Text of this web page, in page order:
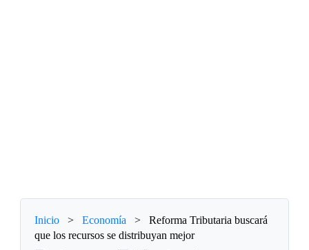
Inicio > Economía >
Reforma Tributaria buscará
que los recursos se distribuyan mejor